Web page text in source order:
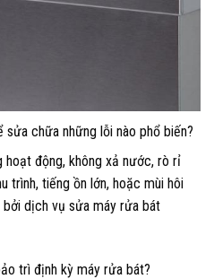
chữa những lỗi nào phổ biến?
hoạt động, không xả nước, rò rỉ
trình, tiếng ồn lớn, hoặc mùi hôi
dịch vụ sửa máy rửa bát
trì định kỳ máy rửa bát?